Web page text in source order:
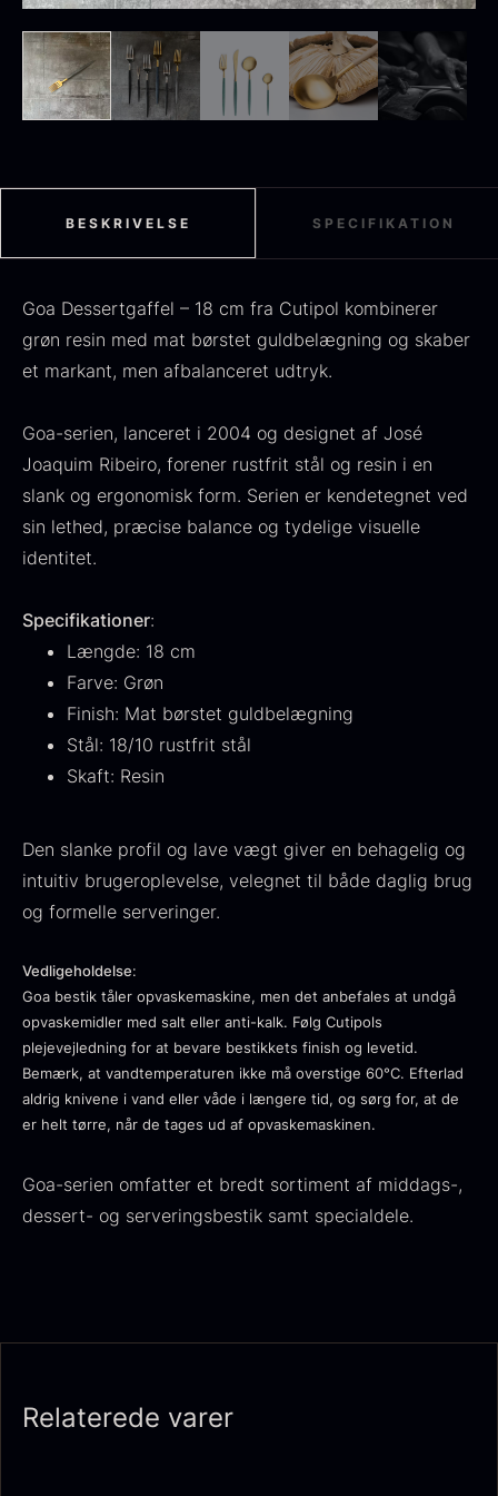
Fra125,00 kr.
På lager
Sort sommertrøffel
Fra125,00 kr.
TILBUD
Oscietra - Dieckmann &
Hansen
Fra224,00
224,00
Frossen foie gras - Deveined
Fra530,00 kr.
Kokoko langt kul
Oscietra - LE CAVIAR
Fra160,00 kr.
caviar dåseåbner
Fra439,00 kr.
Ikura Pure - Imperial
Fra100,00 kr.
BESKRIVELSE SPECIFIKATION
Goa Dessertgaffel – 18 cm fra Cutipol kombinerer
grøn resin med mat børstet guldbelægning og skaber
et markant, men afbalanceret udtryk.
Goa-serien, lanceret i 2004 og designet af José
Joaquim Ribeiro, forener rustfrit stål og resin i en
slank og ergonomisk form. Serien er kendetegnet ved
sin lethed, præcise balance og tydelige visuelle
identitet.
Specifikationer:
Længde: 18 cm
Farve: Grøn
Finish: Mat børstet guldbelægning
Stål: 18/10 rustfrit stål
Skaft: Resin
Den slanke profil og lave vægt giver en behagelig og
intuitiv brugeroplevelse, velegnet til både daglig brug
og formelle serveringer.
Vedligeholdelse:
Goa bestik tåler opvaskemaskine, men det anbefales at undgå
opvaskemidler med salt eller anti-kalk. Følg Cutipols
plejevejledning for at bevare bestikkets finish og levetid.
Bemærk, at vandtemperaturen ikke må overstige 60°C. Efterlad
aldrig knivene i vand eller våde i længere tid, og sørg for, at de
er helt tørre, når de tages ud af opvaskemaskinen.
Goa-serien omfatter et bredt sortiment af middags-,
dessert- og serveringsbestik samt specialdele.
Relaterede varer